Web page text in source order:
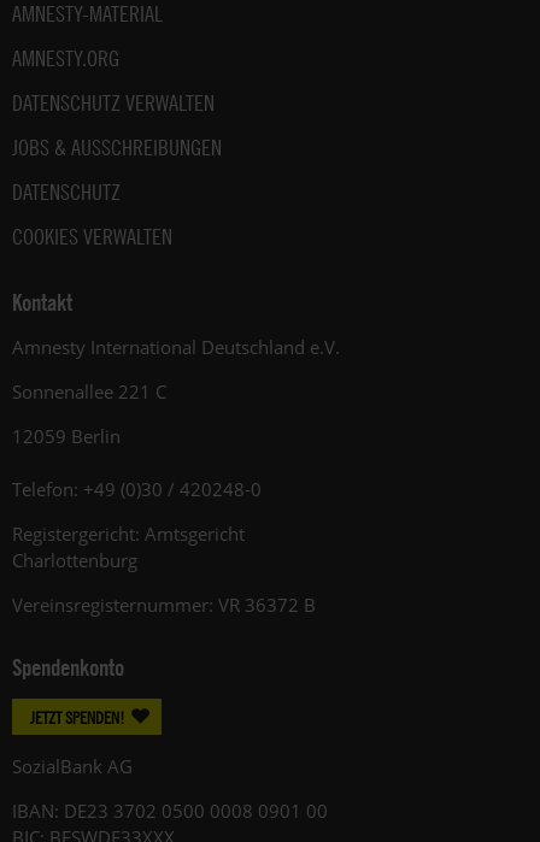
AMNESTY-MATERIAL
AMNESTY.ORG
DATENSCHUTZ VERWALTEN
JOBS & AUSSCHREIBUNGEN
DATENSCHUTZ
COOKIES VERWALTEN
Kontakt
Amnesty International Deutschland e.V.
Sonnenallee 221 C
12059 Berlin
Telefon: +49 (0)30 / 420248-0
Registergericht: Amtsgericht
Charlottenburg
Vereinsregisternummer: VR 36372 B
Spendenkonto
JETZT SPENDEN!
SozialBank AG
IBAN: DE23 3702 0500 0008 0901 00